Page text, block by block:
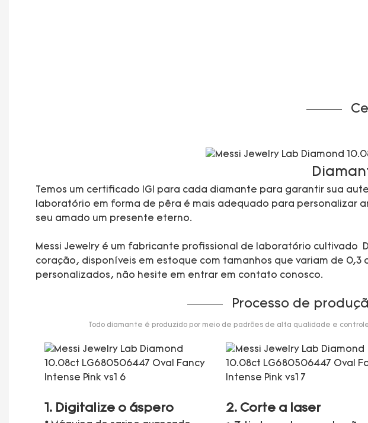
Temos um certificado IGI para cada diamante para garantir sua
laboratório em forma de pêra é mais adequado para personalizar
seu amado um presente eterno.
Messi Jewelry é um fabricante profissional de laboratório
coração, disponíveis em estoque com tamanhos que variam de
personalizados, não hesite em entrar em contato conosco.
Processo de
Todo diamante é produzido por meio de padrões de alta qualidade e
1. Digitalize o áspero
2. Corte a laser